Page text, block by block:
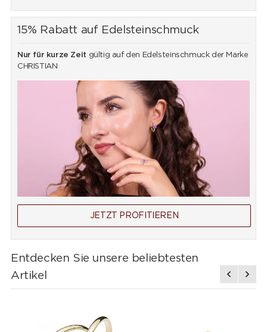
15% Rabatt auf Edelsteinschmuck
Nur für kurze Zeit gültig auf den Edelsteinschmuck der Marke
CHRISTIAN
JETZT PROFITIEREN
Entdecken Sie unsere beliebtesten
Artikel